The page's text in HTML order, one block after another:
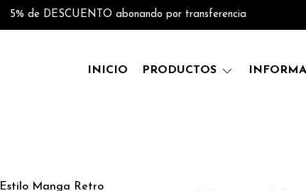
5% de DESCUENTO abonando por transferencia
INICIO PRODUCTOS
Estilo Manga Retro